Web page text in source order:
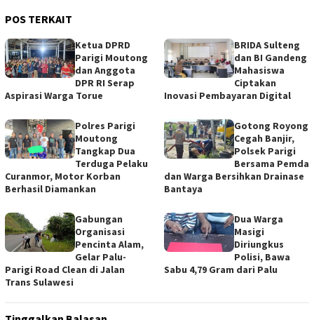
POS TERKAIT
‎Ketua DPRD
Parigi Moutong
dan Anggota
DPR RI Serap
Aspirasi Warga Torue
BRIDA Sulteng
dan BI Gandeng
Mahasiswa
Ciptakan
Inovasi Pembayaran Digital
Polres Parigi
Moutong
Tangkap Dua
Terduga Pelaku
Curanmor, Motor Korban
Berhasil Diamankan
Gotong Royong
Cegah Banjir,
Polsek Parigi
Bersama Pemda
dan Warga Bersihkan Drainase
Bantaya
Gabungan
Organisasi
Pencinta Alam,
Gelar Palu-
Parigi Road Clean di Jalan
Trans Sulawesi
Dua Warga
Masigi
Diriungkus
Polisi, Bawa
Sabu 4,79 Gram dari Palu